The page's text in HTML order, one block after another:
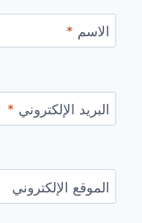
الاسم *
البريد الإلكتروني *
الموقع الإلكتروني